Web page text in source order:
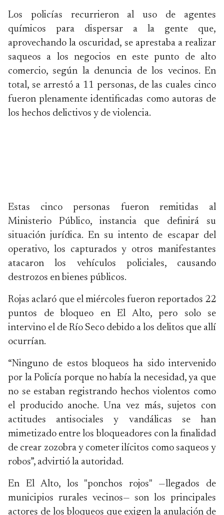
Los policías recurrieron al uso de agentes
químicos para dispersar a la gente que,
aprovechando la oscuridad, se aprestaba a realizar
saqueos a los negocios en este punto de alto
comercio, según la denuncia de los vecinos. En
total, se arrestó a 11 personas, de las cuales cinco
fueron plenamente identificadas como autoras de
los hechos delictivos y de violencia.
Estas cinco personas fueron remitidas al
Ministerio Público, instancia que definirá su
situación jurídica. En su intento de escapar del
operativo, los capturados y otros manifestantes
atacaron los vehículos policiales, causando
destrozos en bienes públicos.
Rojas aclaró que el miércoles fueron reportados 22
puntos de bloqueo en El Alto, pero solo se
intervino el de Río Seco debido a los delitos que allí
ocurrían.
“Ninguno de estos bloqueos ha sido intervenido
por la Policía porque no había la necesidad, ya que
no se estaban registrando hechos violentos como
el producido anoche. Una vez más, sujetos con
actitudes antisociales y vandálicas se han
mimetizado entre los bloqueadores con la finalidad
de crear zozobra y cometer ilícitos como saqueos y
robos”, advirtió la autoridad.
En El Alto, los "ponchos rojos" —llegados de
municipios rurales vecinos— son los principales
actores de los bloqueos que exigen la anulación de